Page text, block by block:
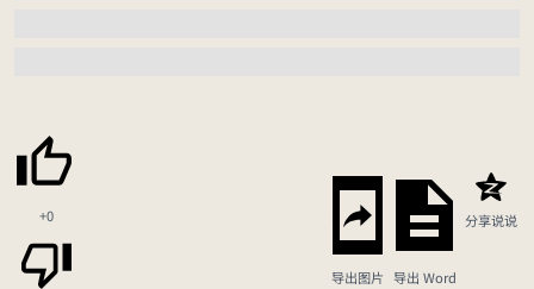
+0
导出图片 导出 Word
分享说说